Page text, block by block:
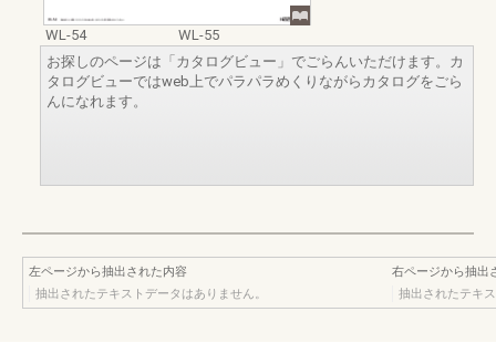
WL-54
WL-55
お探しのページは「カタログビュー」でごらんいただけます。カ
タログビューではweb上でパラパラめくりながらカタログをごら
んになれます。
左ページから抽出された内容
抽出されたテキストデータはありません。
右ページから抽出
抽出されたテキ